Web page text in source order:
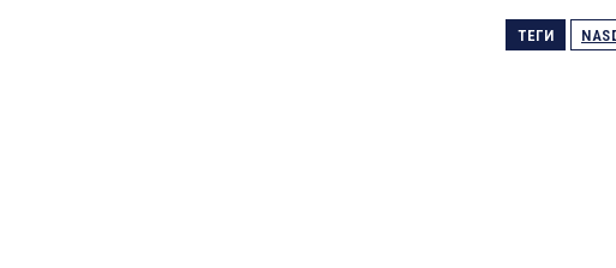
ТЕГИ